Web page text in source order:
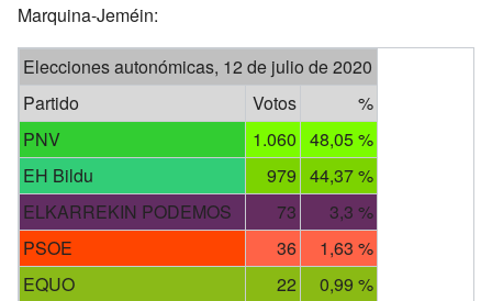
Marquina-Jeméin:
Elecciones autonómicas, 12 de julio de 2020
Partido
Votos
%
PNV
1.060 48,05 %
EH Bildu
979 44,37 %
ELKARREKIN PODEMOS
73
3,3 %
PSOE
36
1,63 %
EQUO
22
0,99 %